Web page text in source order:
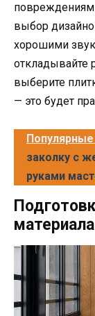
выбор
хорошими
откладывайте
выберите
— это будет
заколку с
руками
материала